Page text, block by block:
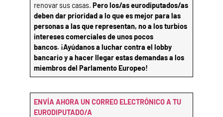
renovar sus casas.Pero los/as eurodiputados/as
deben dar prioridad a lo que es mejor para las
personas a las que representan, no a los turbios
intereses comerciales de unos pocos
bancos. ¡Ayúdanos a luchar contra el lobby
bancario y a hacer llegar estas demandas a los
miembros del Parlamento Europeo!
ENVÍA AHORA UN CORREO ELECTRÓNICO A TU
EURODIPUTADO/A